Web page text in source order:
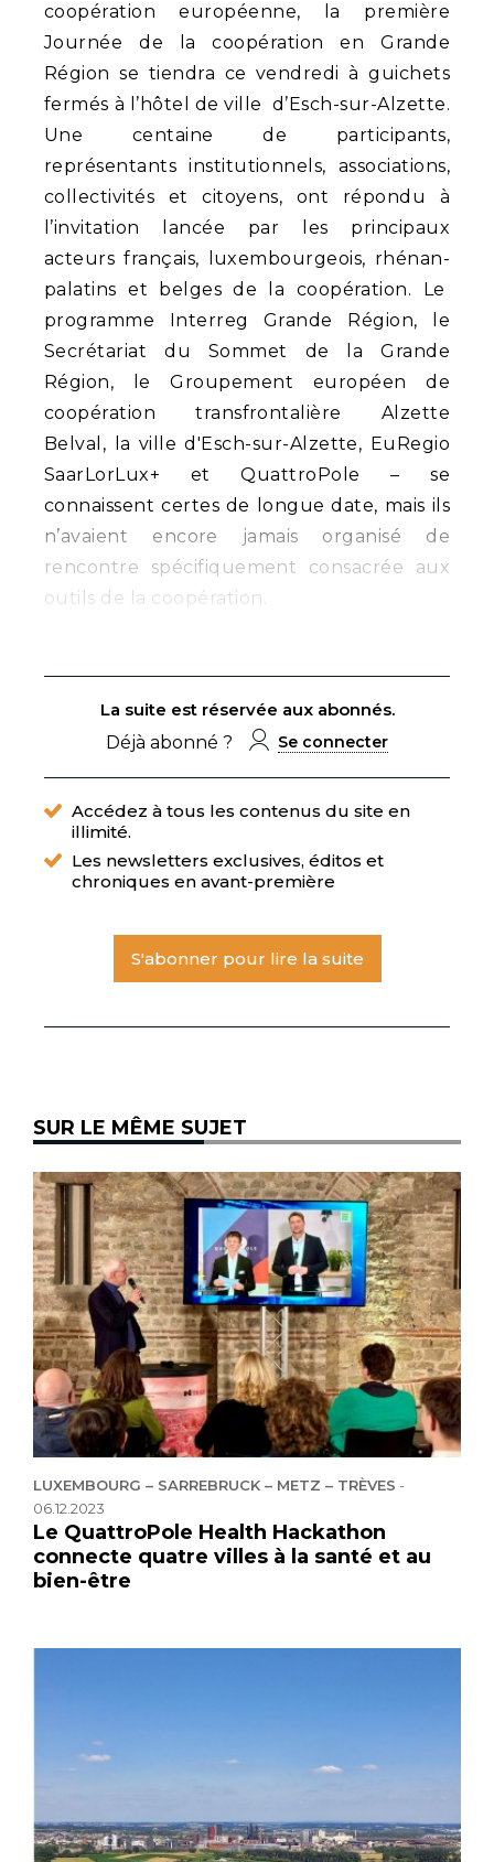
coopération européenne, la première
Journée de la coopération en Grande
Région se tiendra ce vendredi à guichets
fermés à l’hôtel de ville d’Esch-sur-Alzette.
Une centaine de participants,
représentants institutionnels, associations,
collectivités et citoyens, ont répondu à
l’invitation lancée par les principaux
acteurs français, luxembourgeois, rhénan-
palatins et belges de la coopération. Le
programme Interreg Grande Région, le
Secrétariat du Sommet de la Grande
Région, le Groupement européen de
coopération transfrontalière Alzette
Belval, la ville d'Esch-sur-Alzette, EuRegio
SaarLorLux+ et QuattroPole – se
connaissent certes de longue date, mais ils
n’avaient encore jamais organisé de
rencontre spécifiquement consacrée aux
outils de la coopération.
La suite est réservée aux abonnés.
Déjà abonné ?
Se connecter
Accédez à tous les contenus du site en
illimité.
Les newsletters exclusives, éditos et
chroniques en avant-première
S'abonner pour lire la suite
SUR LE MÊME SUJET
LUXEMBOURG – SARREBRUCK – METZ – TRÈVES -
06.12.2023
Le QuattroPole Health Hackathon
connecte quatre villes à la santé et au
bien-être